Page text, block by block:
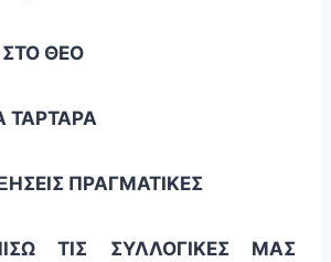
ΣΤΟ ΘΕΟ
ΤΑΡΤΑΡΑ
ΠΡΑΓΜΑΤΙΚΕΣ
ΤΙΣ ΣΥΛΛΟΓΙΚΕΣ ΜΑΣ